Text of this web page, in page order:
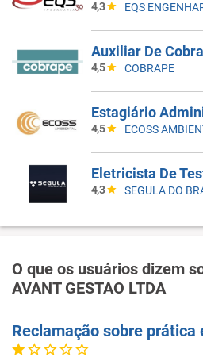
4,3 EQS
Auxiliar De
4,5 COBRAPE
Estagiário
4,5 ECOSS
Eletricista De
4,3 SEGULA DO
O que os usuários dizem
AVANT GESTAO LTDA
Reclamação sobre prática